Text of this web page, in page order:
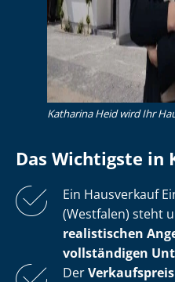
Katharina Heid wird Ihr
Das Wichtigste in
Ein Hausverkauf
(Westfalen) steht
realistischen
vollständigen
DerVerkaufspreis